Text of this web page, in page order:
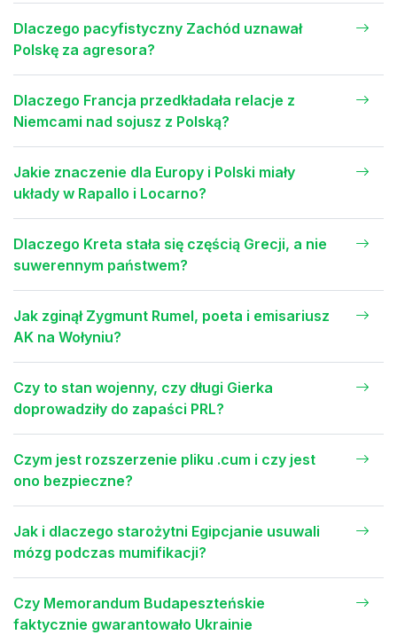
Dlaczego pacyfistyczny Zachód uznawał
Polskę za agresora?
Dlaczego Francja przedkładała relacje z
Niemcami nad sojusz z Polską?
Jakie znaczenie dla Europy i Polski miały
układy w Rapallo i Locarno?
Dlaczego Kreta stała się częścią Grecji, a nie
suwerennym państwem?
Jak zginął Zygmunt Rumel, poeta i emisariusz
AK na Wołyniu?
Czy to stan wojenny, czy długi Gierka
doprowadziły do zapaści PRL?
Czym jest rozszerzenie pliku .cum i czy jest
ono bezpieczne?
Jak i dlaczego starożytni Egipcjanie usuwali
mózg podczas mumifikacji?
Czy Memorandum Budapeszteńskie
faktycznie gwarantowało Ukrainie